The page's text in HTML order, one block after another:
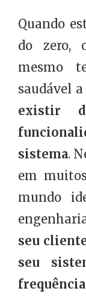
Quando
do zero,
mesmo
saudável
existir
sistema.
em
mundo
seu
seu